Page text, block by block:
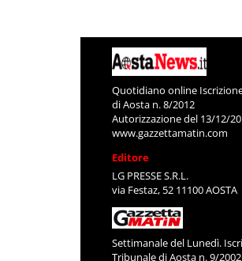
Quotidiano online
di Aosta n. 8/2012
Autorizzazione del 13/12/
www.gazzettamatin.com
Editore
LG PRESSE S.R.L.
via Festaz, 52 11100 AOSTA
Settimanale del Lunedì.
Tribunale di Aosta n. 9/2002